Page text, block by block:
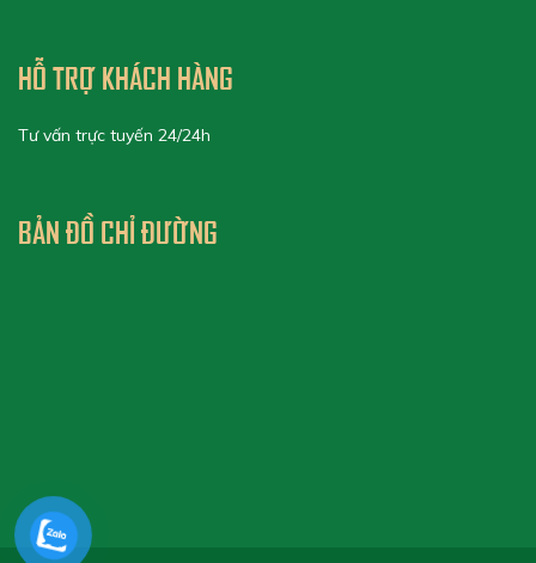
HỖ TRỢ KHÁCH HÀNG
Tư vấn trực tuyến 24/24h
BẢN ĐỒ CHỈ ĐƯỜNG